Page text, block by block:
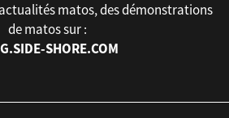
matos, des démonstrations
de matos sur :
SHORE.COM